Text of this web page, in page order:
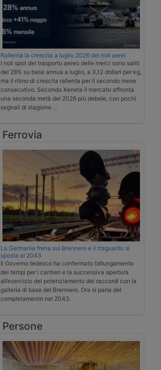
In Gazzetta il
Decreto per
credito d’imposta
sul gasolio
autotrasporto
La Sicilia
contribuisce alle
spese del
carburante dei
camion
Rallenta la crescita a luglio 2026 dei noli aerei
I noli spot del trasporto aereo delle merci sono saliti
del 28% su base annua a luglio, a 3,12 dollari per kg,
ma il ritmo di crescita rallenta per il secondo mese
consecutivo. Secondo Xeneta il mercato affronta
una seconda metà del 2026 più debole, con pochi
segnali di stagione …
Ferrovia
La Germania frena sul Brennero e il traguardo si
sposta al 2043
Il Governo tedesco ha confermato l’allungamento
dei tempi per i cantieri e la successiva apertura
all’esercizio del potenziamento dei raccordi con la
galleria di base del Brennero. Ora si parla del
completamento nel 2043.
Persone